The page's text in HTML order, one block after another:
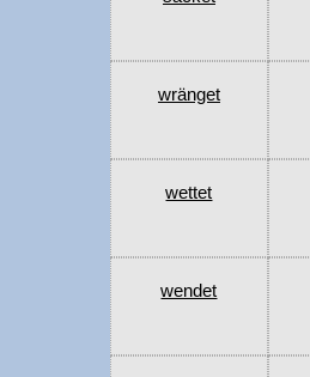
wränget
wettet
wendet